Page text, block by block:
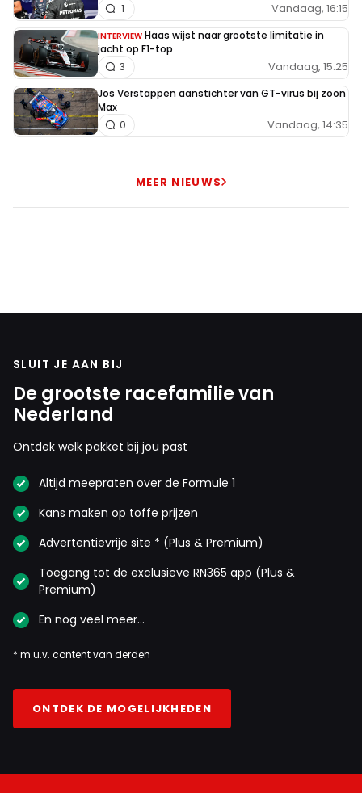
Vandaag, 16:15
1
INTERVIEW Haas wijst naar grootste limitatie in
jacht op F1-top
Vandaag, 15:25
3
Jos Verstappen aanstichter van GT-virus bij zoon
Max
Vandaag, 14:35
0
MEER NIEUWS
SLUIT JE AAN BIJ
De grootste racefamilie van
Nederland
Ontdek welk pakket bij jou past
Altijd meepraten over de Formule 1
Kans maken op toffe prijzen
Advertentievrije site * (Plus & Premium)
Toegang tot de exclusieve RN365 app (Plus &
Premium)
En nog veel meer…
* m.u.v. content van derden
ONTDEK DE MOGELIJKHEDEN